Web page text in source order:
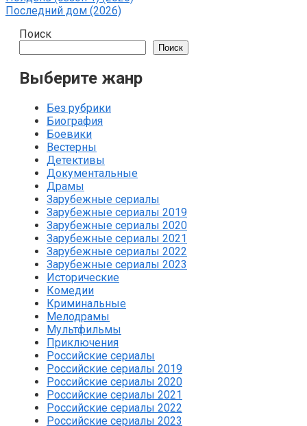
Последний дом (2026)
Поиск
Поиск
Выберите жанр
Без рубрики
Биография
Боевики
Вестерны
Детективы
Документальные
Драмы
Зарубежные сериалы
Зарубежные сериалы 2019
Зарубежные сериалы 2020
Зарубежные сериалы 2021
Зарубежные сериалы 2022
Зарубежные сериалы 2023
Исторические
Комедии
Криминальные
Мелодрамы
Мультфильмы
Приключения
Российские сериалы
Российские сериалы 2019
Российские сериалы 2020
Российские сериалы 2021
Российские сериалы 2022
Российские сериалы 2023